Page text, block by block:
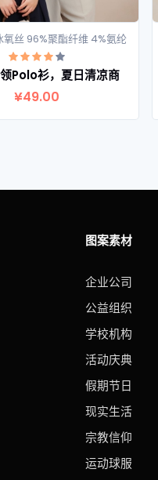
查看详情
氧丝 96%聚酯纤维 4%氨纶
Polo衫，夏日清凉商
¥49.00
图案素材
企业公司
公益组织
学校机构
活动庆典
假期节日
现实生活
宗教信仰
运动球服